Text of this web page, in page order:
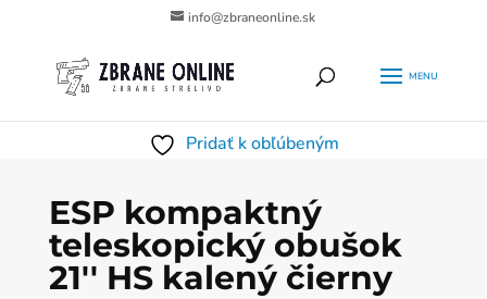
info@zbraneonline.sk
Pridať k obľúbeným
ESP kompaktný
teleskopický obušok
21'' HS kalený čierny